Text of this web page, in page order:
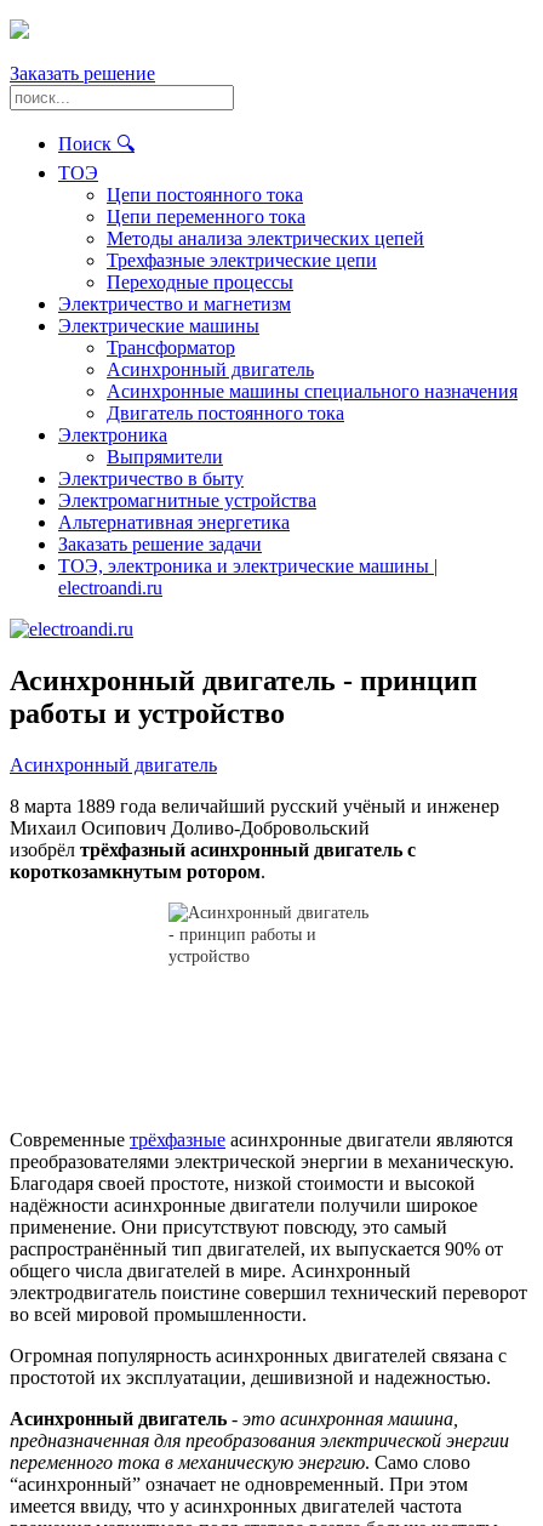
Заказать решение
Поиск 🔍
ТОЭ
Цепи постоянного тока
Цепи переменного тока
Методы анализа электрических цепей
Трехфазные электрические цепи
Переходные процессы
Электричество и магнетизм
Электрические машины
Трансформатор
Асинхронный двигатель
Асинхронные машины специального назначения
Двигатель постоянного тока
Электроника
Выпрямители
Электричество в быту
Электромагнитные устройства
Альтернативная энергетика
Заказать решение задачи
ТОЭ, электроника и электрические машины |
electroandi.ru
Асинхронный двигатель - принцип
работы и устройство
Асинхронный двигатель
8 марта 1889 года величайший русский учёный и инженер
Михаил Осипович Доливо-Добровольский
изобрёл трёхфазный асинхронный двигатель с
короткозамкнутым ротором.
Современные трёхфазные асинхронные двигатели являются
преобразователями электрической энергии в механическую.
Благодаря своей простоте, низкой стоимости и высокой
надёжности асинхронные двигатели получили широкое
применение. Они присутствуют повсюду, это самый
распространённый тип двигателей, их выпускается 90% от
общего числа двигателей в мире. Асинхронный
электродвигатель поистине совершил технический переворот
во всей мировой промышленности.
Огромная популярность асинхронных двигателей связана с
простотой их эксплуатации, дешивизной и надежностью.
Асинхронный двигатель - это асинхронная машина,
предназначенная для преобразования электрической энергии
переменного тока в механическую энергию. Само слово
“асинхронный” означает не одновременный. При этом
имеется ввиду, что у асинхронных двигателей частота